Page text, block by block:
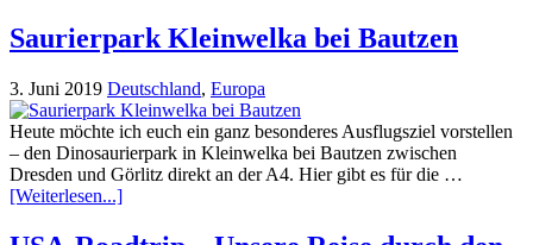
Saurierpark Kleinwelka bei Bautzen
3. Juni 2019 Deutschland, Europa
Heute möchte ich euch ein ganz besonderes Ausflugsziel vorstellen
– den Dinosaurierpark in Kleinwelka bei Bautzen zwischen
Dresden und Görlitz direkt an der A4. Hier gibt es für die …
[Weiterlesen...]